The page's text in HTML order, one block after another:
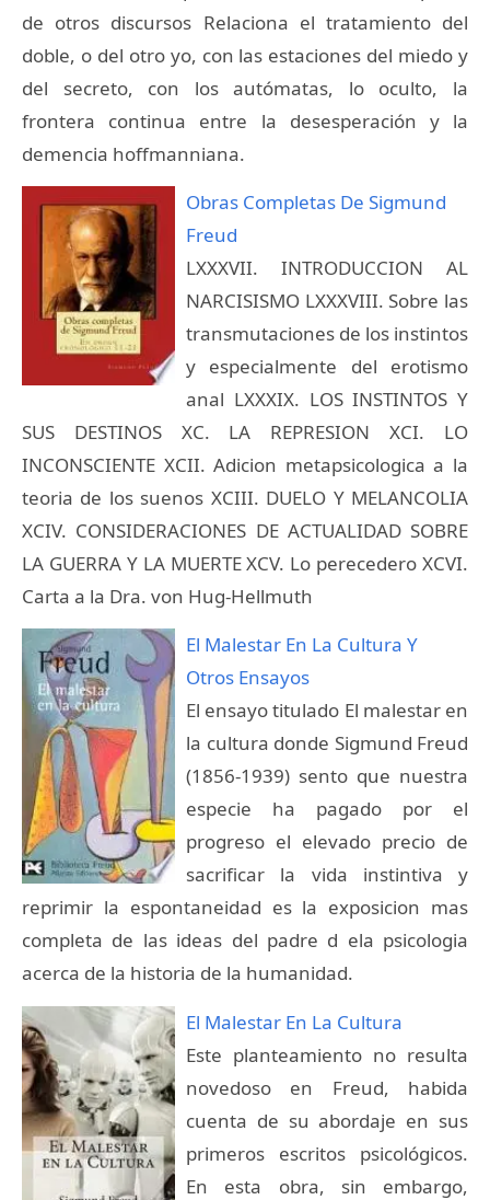
de otros discursos Relaciona el tratamiento del
doble, o del otro yo, con las estaciones del miedo y
del secreto, con los autómatas, lo oculto, la
frontera continua entre la desesperación y la
demencia hoffmanniana.
Obras Completas De Sigmund
Freud
LXXXVII. INTRODUCCION AL
NARCISISMO LXXXVIII. Sobre las
transmutaciones de los instintos
y especialmente del erotismo
anal LXXXIX. LOS INSTINTOS Y
SUS DESTINOS XC. LA REPRESION XCI. LO
INCONSCIENTE XCII. Adicion metapsicologica a la
teoria de los suenos XCIII. DUELO Y MELANCOLIA
XCIV. CONSIDERACIONES DE ACTUALIDAD SOBRE
LA GUERRA Y LA MUERTE XCV. Lo perecedero XCVI.
Carta a la Dra. von Hug-Hellmuth
El Malestar En La Cultura Y
Otros Ensayos
El ensayo titulado El malestar en
la cultura donde Sigmund Freud
(1856-1939) sento que nuestra
especie ha pagado por el
progreso el elevado precio de
sacrificar la vida instintiva y
reprimir la espontaneidad es la exposicion mas
completa de las ideas del padre d ela psicologia
acerca de la historia de la humanidad.
El Malestar En La Cultura
Este planteamiento no resulta
novedoso en Freud, habida
cuenta de su abordaje en sus
primeros escritos psicológicos.
En esta obra, sin embargo,